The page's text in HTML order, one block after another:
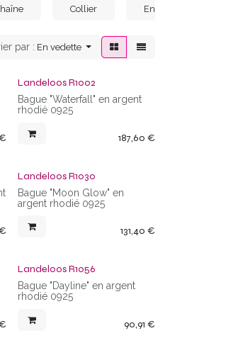
Collier Enfants
par : En vedette
Landeloos R1002
Bague "Waterfall" en argent
rhodié 0925
187,60 €
Landeloos R1030
Bague "Moon Glow" en
argent rhodié 0925
131,40 €
Landeloos R1056
Bague "Dayline" en argent
rhodié 0925
90,91 €